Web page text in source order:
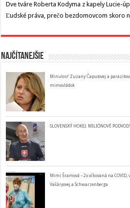
Dve tváre Roberta Kodyma z kapely Lucie-
Ľudské práva, prečo bezdomovcom skoro
Najčítanejšie
Minulosť Zuzany Čaputovej a
mimovládok
SLOVENSKÝ HOKEJ: MILIÓNOVÉ
Mimi Šramová – 2x očkovaná na
Vašáryovej a Schwarzenberga